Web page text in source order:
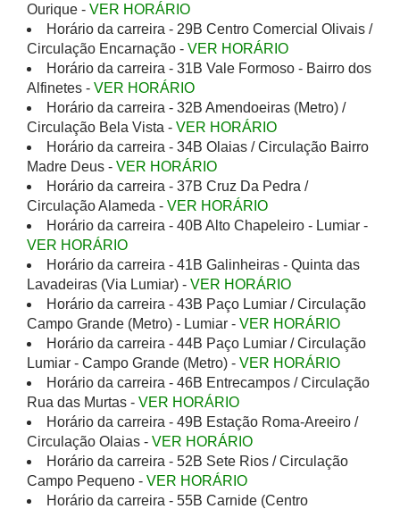
Ourique - VER HORÁRIO
Horário da carreira - 29B Centro Comercial Olivais /
Circulação Encarnação - VER HORÁRIO
Horário da carreira - 31B Vale Formoso - Bairro dos
Alfinetes - VER HORÁRIO
Horário da carreira - 32B Amendoeiras (Metro) /
Circulação Bela Vista - VER HORÁRIO
Horário da carreira - 34B Olaias / Circulação Bairro
Madre Deus - VER HORÁRIO
Horário da carreira - 37B Cruz Da Pedra /
Circulação Alameda - VER HORÁRIO
Horário da carreira - 40B Alto Chapeleiro - Lumiar -
VER HORÁRIO
Horário da carreira - 41B Galinheiras - Quinta das
Lavadeiras (Via Lumiar) - VER HORÁRIO
Horário da carreira - 43B Paço Lumiar / Circulação
Campo Grande (Metro) - Lumiar - VER HORÁRIO
Horário da carreira - 44B Paço Lumiar / Circulação
Lumiar - Campo Grande (Metro) - VER HORÁRIO
Horário da carreira - 46B Entrecampos / Circulação
Rua das Murtas - VER HORÁRIO
Horário da carreira - 49B Estação Roma-Areeiro /
Circulação Olaias - VER HORÁRIO
Horário da carreira - 52B Sete Rios / Circulação
Campo Pequeno - VER HORÁRIO
Horário da carreira - 55B Carnide (Centro